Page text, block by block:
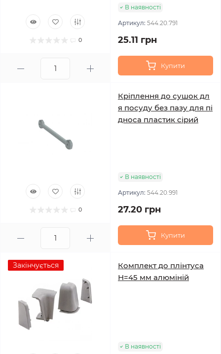
0
В наявності
Артикул: 544.20.791
25.11 грн
Купити
0
Кріплення до сушок дл
я посуду без пазу для пі
дноса пластик сірий
В наявності
Артикул: 544.20.991
27.20 грн
Купити
Закінчується
Комплект до плінтуса
Н=45 мм алюміній
В наявності